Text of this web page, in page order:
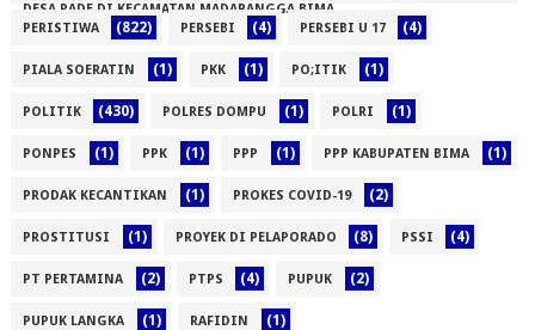
DESA RADE DI KECAMATAN MADAPANGGA BIMA
(1)PERISTIWA (822) PERSEBI (4) PERSEBI U 17 (4)
PIALA SOERATIN (1) PKK (1) PO;ITIK (1)
POLITIK (430) POLRES DOMPU (1) POLRI (1)
PONPES (1) PPK (1) PPP (1) PPP KABUPATEN BIMA (1)
PRODAK KECANTIKAN (1) PROKES COVID-19 (2)
PROSTITUSI (1) PROYEK DI PELAPORADO (8) PSSI (4)
PT PERTAMINA (2) PTPS (4) PUPUK (2)
PUPUK LANGKA (1) RAFIDIN (1)